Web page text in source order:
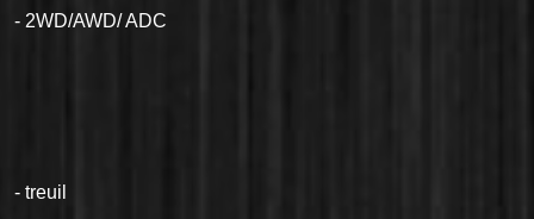
- 2WD/AWD/ ADC
- treuil